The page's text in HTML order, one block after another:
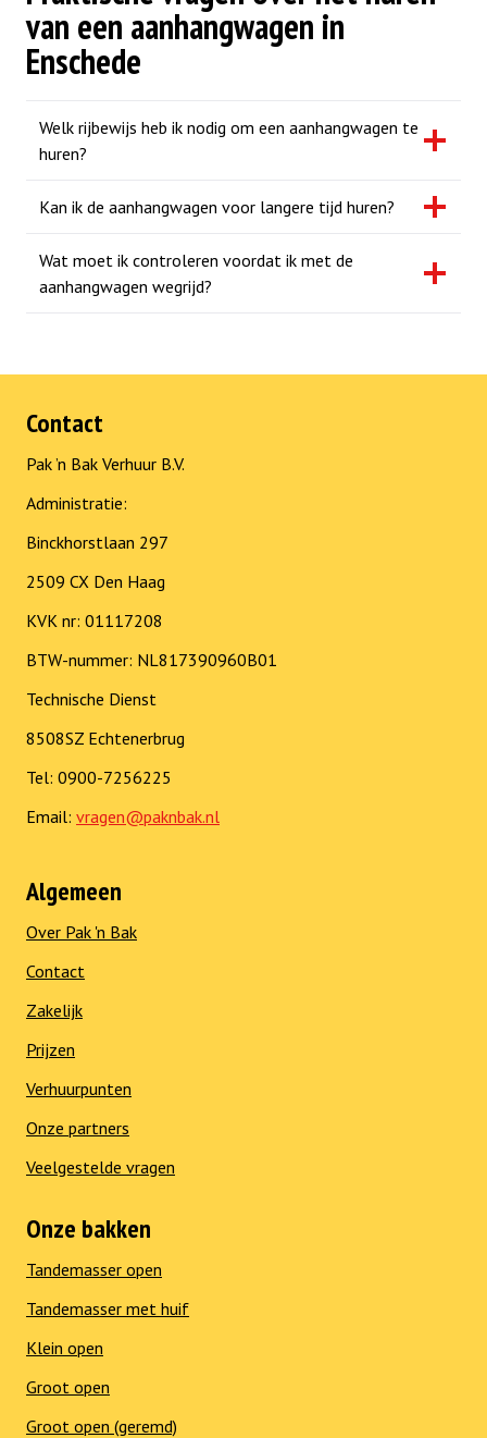
van een aanhangwagen in
Enschede
Welk rijbewijs heb ik nodig om een aanhangwagen te
huren?
Kan ik de aanhangwagen voor langere tijd huren?
Wat moet ik controleren voordat ik met de
aanhangwagen wegrijd?
Contact
Pak ’n Bak Verhuur B.V.
Administratie:
Binckhorstlaan 297
2509 CX Den Haag
KVK nr: 01117208
BTW-nummer: NL817390960B01
Technische Dienst
8508SZ Echtenerbrug
Tel: 0900-7256225
Email: vragen@paknbak.nl
Algemeen
Over Pak 'n Bak
Contact
Zakelijk
Prijzen
Verhuurpunten
Onze partners
Veelgestelde vragen
Onze bakken
Tandemasser open
Tandemasser met huif
Klein open
Groot open
Groot open (geremd)